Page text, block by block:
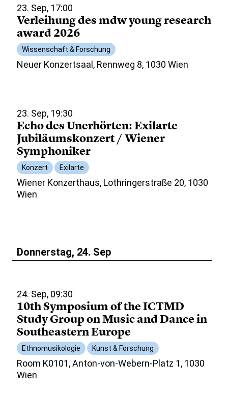
23. Sep, 17:00
Verleihung des mdw young research
award 2026
Wissenschaft & Forschung
Neuer Konzertsaal, Rennweg 8, 1030 Wien
23. Sep, 19:30
Echo des Unerhörten: Exilarte
Jubiläumskonzert / Wiener
Symphoniker
Konzert Exilarte
Wiener Konzerthaus, Lothringerstraße 20, 1030
Wien
Donnerstag, 24. Sep
24. Sep, 09:30
10th Symposium of the ICTMD
Study Group on Music and Dance in
Southeastern Europe
Ethnomusikologie Kunst & Forschung
Room K0101, Anton-von-Webern-Platz 1, 1030
Wien